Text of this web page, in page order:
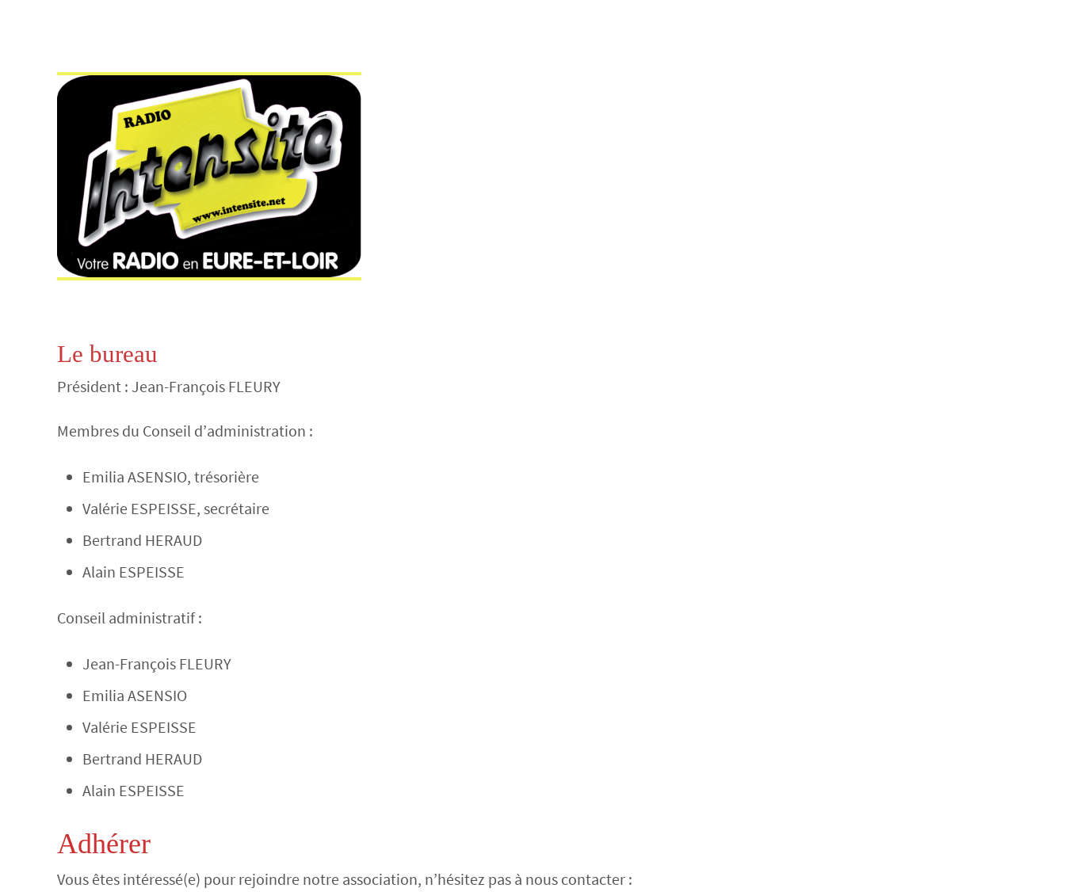
Le bureau
Président : Jean-François FLEURY
Membres du Conseil d’administration :
Emilia ASENSIO, trésorière
Valérie ESPEISSE, secrétaire
Bertrand HERAUD
Alain ESPEISSE
Conseil administratif :
Jean-François FLEURY
Emilia ASENSIO
Valérie ESPEISSE
Bertrand HERAUD
Alain ESPEISSE
Adhérer
Vous êtes intéressé(e) pour rejoindre notre association, n’hésitez pas à nous contacter :